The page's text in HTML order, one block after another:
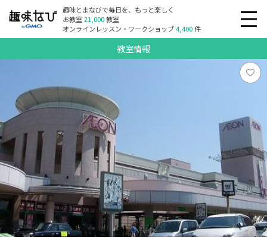
趣味とまなびで毎日を、もっと楽しく
お教室21,000教室
オンラインレッスン・ワークショップ4,400件
教室情報